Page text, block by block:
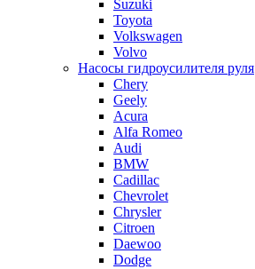
Suzuki
Toyota
Volkswagen
Volvo
Насосы гидроусилителя руля
Chery
Geely
Acura
Alfa Romeo
Audi
BMW
Cadillac
Chevrolet
Chrysler
Citroen
Daewoo
Dodge